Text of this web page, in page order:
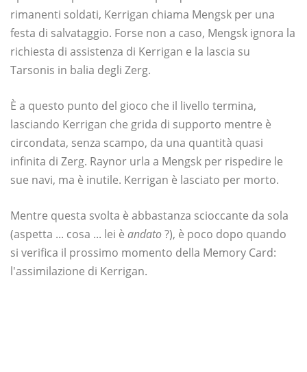
rimanenti soldati, Kerrigan chiama Mengsk per una
festa di salvataggio. Forse non a caso, Mengsk ignora la
richiesta di assistenza di Kerrigan e la lascia su
Tarsonis in balia degli Zerg.
È a questo punto del gioco che il livello termina,
lasciando Kerrigan che grida di supporto mentre è
circondata, senza scampo, da una quantità quasi
infinita di Zerg. Raynor urla a Mengsk per rispedire le
sue navi, ma è inutile. Kerrigan è lasciato per morto.
Mentre questa svolta è abbastanza scioccante da sola
(aspetta ... cosa ... lei è andato?), è poco dopo quando
si verifica il prossimo momento della Memory Card:
l'assimilazione di Kerrigan.